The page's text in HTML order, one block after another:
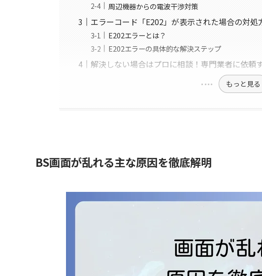
周辺機器からの電波干渉対策
エラーコード「E202」が表示された場合の対処
E202エラーとは？
E202エラーの具体的な解決ステップ
解決しない場合はプロに相談！専門業者に依頼
もっと見る
BS画面が乱れる主な原因を徹底解明